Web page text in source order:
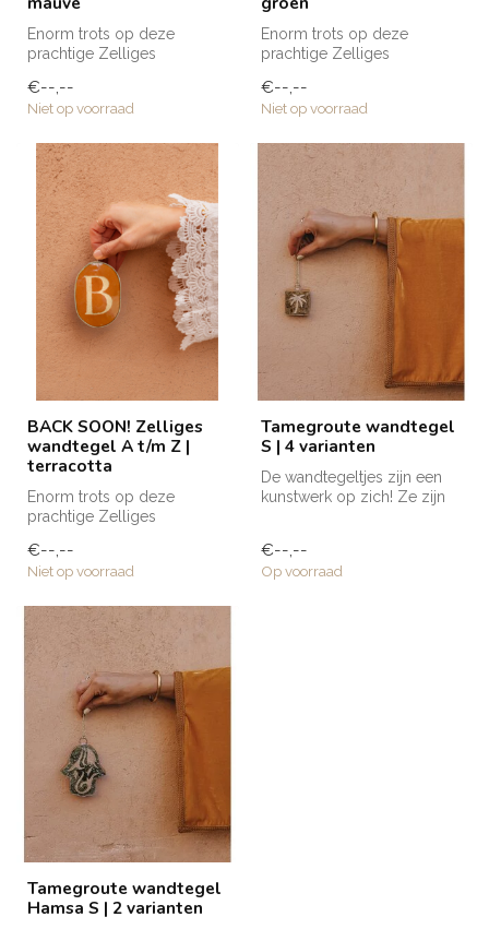
Enorm trots op deze
prachtige Zelliges
Nomads eigen ...
€--,--
Niet op voorraad
Enorm trots op deze
prachtige Zelliges
Nomads eigen ...
€--,--
Niet op voorraad
BACK SOON! Zelliges
wandtegel A t/m Z |
terracotta
Enorm trots op deze
prachtige Zelliges
Nomads eigen ...
€--,--
Niet op voorraad
Tamegroute wandtegel
S | 4 varianten
De wandtegeltjes zijn een
kunstwerk op zich! Ze zijn
€--,--
Op voorraad
Tamegroute wandtegel
Hamsa S | 2 varianten